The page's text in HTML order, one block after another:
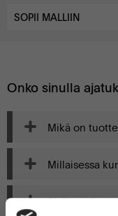
SOPII MALLIIN
Onko sinulla
Mikä on
Millaisessa
Sisältyykö